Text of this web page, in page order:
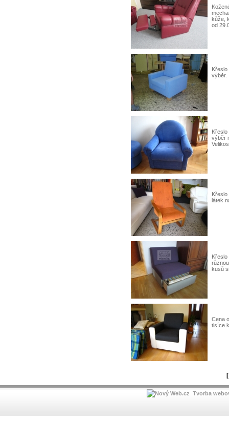
kůže,
od
výběr.
výběr
látek
kusů
Cena
tisíce
Tvorba